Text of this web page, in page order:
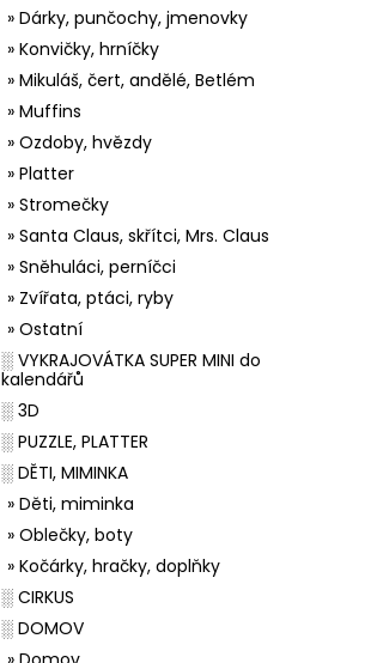
» Dárky, punčochy, jmenovky
» Konvičky, hrníčky
» Mikuláš, čert, andělé, Betlém
» Muffins
» Ozdoby, hvězdy
» Platter
» Stromečky
» Santa Claus, skřítci, Mrs. Claus
» Sněhuláci, perníčci
» Zvířata, ptáci, ryby
» Ostatní
░ VYKRAJOVÁTKA SUPER MINI do
kalendářů
░ 3D
░ PUZZLE, PLATTER
░ DĚTI, MIMINKA
» Děti, miminka
» Oblečky, boty
» Kočárky, hračky, doplňky
░ CIRKUS
░ DOMOV